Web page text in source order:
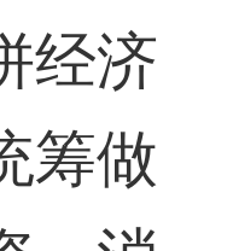
经济
筹做